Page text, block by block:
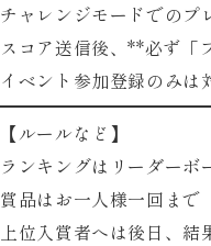
チャレンジモードでのプ
スコア送信後、**必ず「
イベント参加登録のみは
【ルールなど】
ランキングはリーダーボ
賞品は お一人様一回まで
上位入賞者へは後日、結